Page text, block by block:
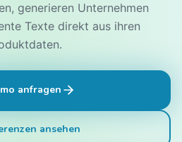
generieren Unternehmen
Texte direkt aus ihren
anfragen
ansehen